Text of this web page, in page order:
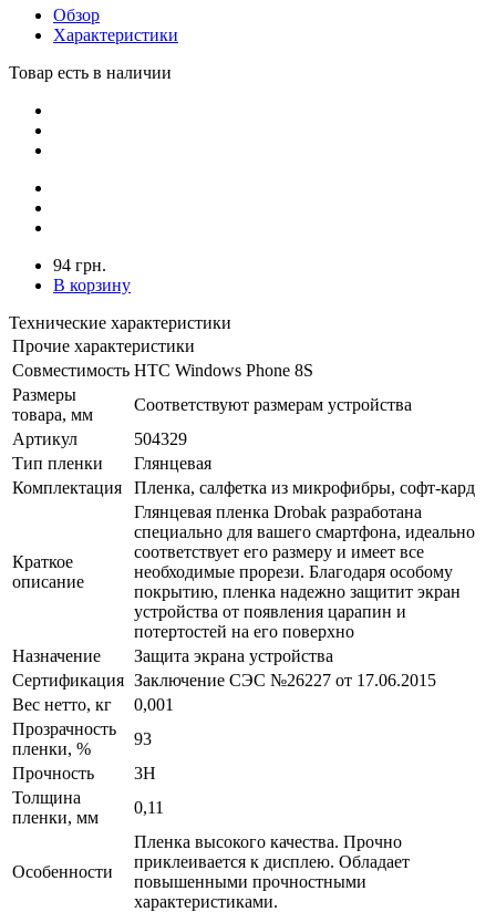
Обзор
Характеристики
Товар есть в наличии
94 грн.
В корзину
Технические характеристики
Прочие характеристики
Совместимость HTC Windows Phone 8S
Размеры
товара, мм
Соответствуют размерам устройства
Артикул
504329
Тип пленки
Глянцевая
Комплектация
Пленка, салфетка из микрофибры, софт-кард
Краткое
описание
Глянцевая пленка Drobak разработана
специально для вашего смартфона, идеально
соответствует его размеру и имеет все
необходимые прорези. Благодаря особому
покрытию, пленка надежно защитит экран
устройства от появления царапин и
потертостей на его поверхно
Назначение
Защита экрана устройства
Сертификация Заключение СЭС №26227 от 17.06.2015
Вес нетто, кг
0,001
Прозрачность
пленки, %
93
Прочность
3H
Толщина
пленки, мм
0,11
Особенности
Пленка высокого качества. Прочно
приклеивается к дисплею. Обладает
повышенными прочностными
характеристиками.